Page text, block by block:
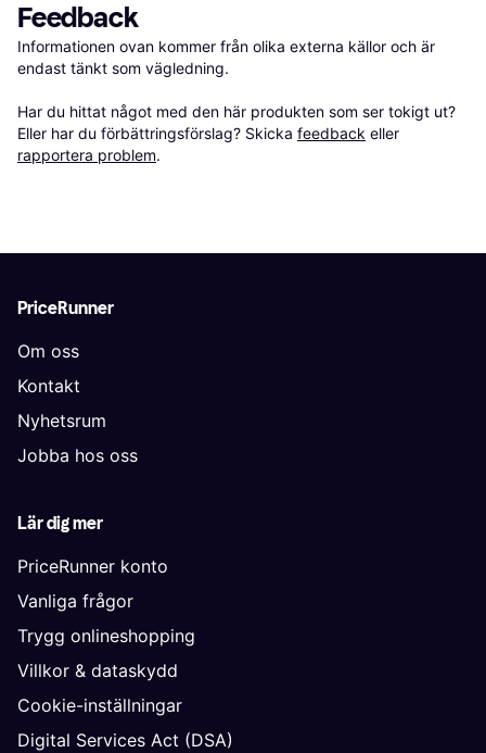
Feedback
Informationen ovan kommer från olika externa källor och är
endast tänkt som vägledning.
Har du hittat något med den här produkten som ser tokigt ut?
Eller har du förbättringsförslag? Skicka feedback eller
rapportera problem.
PriceRunner
Om oss
Kontakt
Nyhetsrum
Jobba hos oss
Lär dig mer
PriceRunner konto
Vanliga frågor
Trygg onlineshopping
Villkor & dataskydd
Cookie-inställningar
Digital Services Act (DSA)